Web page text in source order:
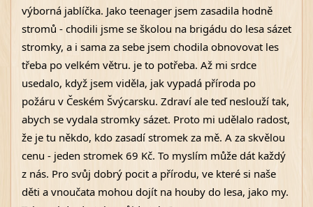
výborná jablíčka. Jako teenager jsem zasadila hodně
stromů - chodili jsme se školou na brigádu do lesa sázet
stromky, a i sama za sebe jsem chodila obnovovat les
třeba po velkém větru. je to potřeba. Až mi srdce
usedalo, když jsem viděla, jak vypadá příroda po
požáru v Českém Švýcarsku. Zdraví ale teď neslouží tak,
abych se vydala stromky sázet. Proto mi udělalo radost,
že je tu někdo, kdo zasadí stromek za mě. A za skvělou
cenu - jeden stromek 69 Kč. To myslím může dát každý
z nás. Pro svůj dobrý pocit a přírodu, ve které si naše
děti a vnoučata mohou dojít na houby do lesa, jako my.